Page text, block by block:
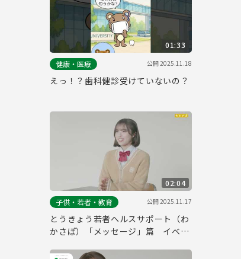
01:33
健康・医療
公開2025.11.18
えっ！？歯科健診受けていないの？
02:04
子供・若者・教育
公開2025.11.17
とうきょう若者ヘルスサポート（わ
かさぽ）「メッセージ」篇 イベン